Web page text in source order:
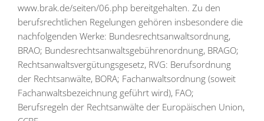
www.brak.de/seiten/06.php bereitgehalten. Zu den
berufsrechtlichen Regelungen gehören insbesondere die
nachfolgenden Werke: Bundesrechtsanwaltsordnung,
BRAO; Bundesrechtsanwaltsgebührenordnung, BRAGO;
Rechtsanwaltsvergütungsgesetz, RVG: Berufsordnung
der Rechtsanwälte, BORA; Fachanwaltsordnung (soweit
Fachanwaltsbezeichnung geführt wird), FAO;
Berufsregeln der Rechtsanwälte der Europäischen Union,